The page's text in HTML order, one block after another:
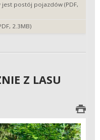
postój pojazdów (PDF,
2.3MB)
Z LASU